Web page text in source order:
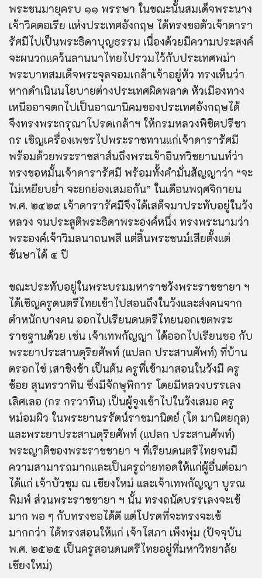
พระชนมายุครบ ๑๑ พรรษา ในขณะนั้นสมเด็จพระนาง
เจ้าวิคตอเรีย แห่งประเทศอังกฤษ ได้ทรงขอตัวเจ้าดารา
รัศมีไปเป็นพระธิดาบุญธรรม เนื่องด้วยมีความประสงค์
จะผนวกแคว้นลานนาไทยไปรวมไว้กับประเทศพม่า
พระบาทสมเด็จพระจุลจอมเกล้าเจ้าอยู่หัว ทรงเห็นว่า
หากดำเนินนโยบายต่างประเทศผิดพลาด หัวเมืองทาง
เหนืออาจตกไปเป็นอาณานิคมของประเทศอังกฤษได้
จึงทรงพระกรุณาโปรดเกล้าฯ ให้กรมหลวงพิชิตปรีชา
กร เชิญเครื่องเพชรไปพระราชทานแก่เจ้าดารารัศมี
พร้อมด้วยพระราชสาส์นถึงพระเจ้าอินทวิชยานนท์ว่า
ทรงขอหมั้นเจ้าดารารัศมี พร้อมทั้งคำมั่นสัญญาว่า “จะ
ไม่เหยียบย่ำ จะยกย่องเสมอกัน” ในเดือนพฤศจิกายน
พ.ศ. ๒๔๒๙ เจ้าดารารัศมีจึงได้เสด็จมาประทับอยู่ในวัง
หลวง จนประสูติพระธิดาพระองค์หนึ่ง ทรงพระนามว่า
พระองค์เจ้าวิมลนาถนพสี แต่สิ้นพระชนม์เสียตั้งแต่
ชันษาได้ ๔ ปี
ขณะประทับอยู่ในพระบรมมหาราชวังพระราชชายา ฯ
ได้เชิญครูดนตรีไทยเข้าไปสอนถึงในวังและส่งคนจาก
ตำหนักบางคน ออกไปเรียนดนตรีไทยนอกเขตพระ
ราชฐานด้วย เช่น เจ้าเทพกัญญา ได้ออกไปเรียนซอ กับ
พระยาประสานดุริยศัพท์ (แปลก ประสานศัพท์) ที่บ้าน
ตรอกไข่ เสาชิงช้า เป็นต้น ครูที่เข้ามาสอนในวังมี ครู
ช้อย สุนทรวาทิน ซึ่งมีจักษุพิการ โดยมีหลวงบรรเลง
เลิศเลอ (กร กรวาทิน) เป็นผู้จูงเข้าไปในวังเสมอ ครู
หม่อมผิว ในพระยานรรัตน์ราชมานิตย์ (โต มานิตยกุล)
และพระยาประสานดุริยศัพท์ (แปลก ประสานศัพท์)
พระญาติของพระราชชายา ฯ ที่เรียนดนตรีไทยจนมี
ความสามารถมากและเป็นครูถ่ายทอดให้แก่ผู้อื่นต่อมา
ได้แก่ เจ้าบัวชุม ณ เชียงใหม่ และเจ้าเทพกัญญา บูรณ
พิมพ์ ส่วนพระราชชายา ฯ นั้น ทรงถนัดบรรเลงจะเข้
มาก พอ ๆ กับทรงซอได้ดี แต่โปรดที่จะทรงจะเข้
มากกว่า ได้ทรงสอนให้แก่ เจ้าโสภา เพ็งพุ่ม (ปัจจุบัน
พ.ศ. ๒๕๒๕ เป็นครูสอนดนตรีไทยอยู่ที่มหาวิทยาลัย
เชียงใหม่)